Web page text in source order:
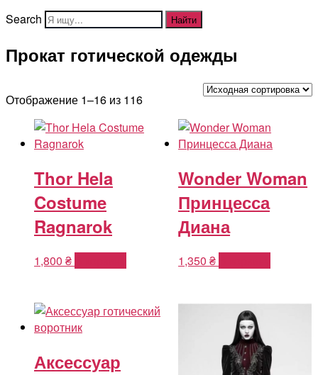
Search
Найти
Прокат готической одежды
Отображение 1–16 из 116
Thor Hela
Costume
Ragnarok
1,800 ₴
Wonder Woman
Принцесса
Диана
1,350₴
Аксессуар